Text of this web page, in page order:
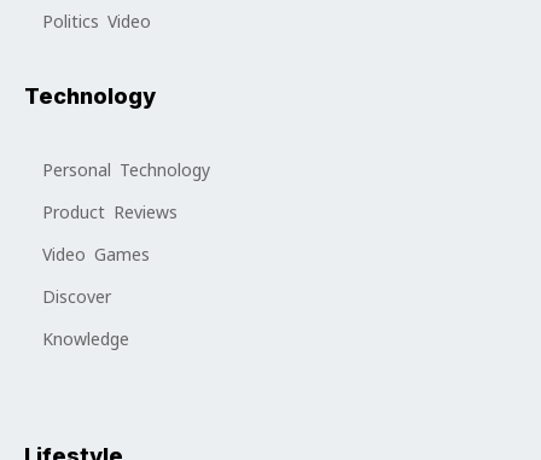
Politics Video
Technology
Personal Technology
Product Reviews
Video Games
Discover
Knowledge